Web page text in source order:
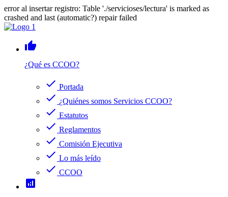
error al insertar registro: Table './servicioses/lectura' is marked as
crashed and last (automatic?) repair failed
thumb_up
¿Qué es CCOO?
check Portada
check ¿Quiénes somos Servicios CCOO?
check Estatutos
check Reglamentos
check Comisión Ejecutiva
check Lo más leído
check CCOO
analytics